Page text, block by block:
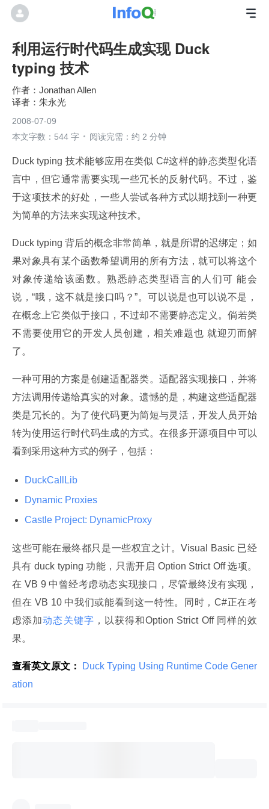
利用运行时代码生成实现 Duck
typing 技术
Jonathan Allen
朱永光
2008-07-09
本文字数：544 字
阅读完需：约 2 分钟
Duck typing 技术能够应用在类似 C#这样的静态类型化语
言中，但它通常需要实现一些冗长的反射代码。不过，鉴
于这项技术的好处，一些人尝试各种方式以期找到一种更
为简单的方法来实现这种技术。
Duck typing 背后的概念非常简单，就是所谓的迟绑定；如
果对象具有某个函数希望调用的所有方法，就可以将这个
对象传递给该函数。熟悉静态类型语言的人们可 能会
说，“哦，这不就是接口吗？”。可以说是也可以说不是，
在概念上它类似于接口，不过却不需要静态定义。倘若类
不需要使用它的开发人员创建，相关难题也 就迎刃而解
了。
一种可用的方案是创建适配器类。适配器实现接口，并将
方法调用传递给真实的对象。遗憾的是，构建这些适配器
类是冗长的。为了使代码更为简短与灵活，开发人员开始
转为使用运行时代码生成的方式。在很多开源项目中可以
看到采用这种方式的例子，包括：
DuckCallLib
Dynamic Proxies
Castle Project: DynamicProxy
这些可能在最终都只是一些权宜之计。Visual Basic 已经
具有 duck typing 功能，只需开启 Option Strict Off 选项。
在 VB 9 中曾经考虑动态实现接口，尽管最终没有实现，
但在 VB 10 中我们或能看到这一特性。同时，C#正在考
虑添加动态关键字 ，以获得和Option Strict Off 同样的效
果。
查看英文原文：
Duck Typing Using Runtime Code Gener
ation